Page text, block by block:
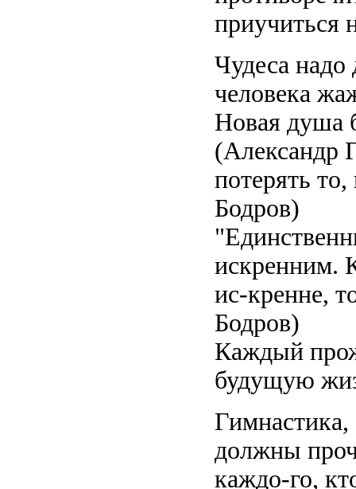
приучиться
Чудеса
человека
Новая душа
(Александр
потерять
Бодров)
искренним.
ис-кренне,
Бодров)
Каждый
будущую
должны
каждо-го,